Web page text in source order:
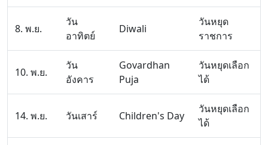
8. พ.ย.
วัน
อาทิตย์
Diwali
วันหยุด
ราชการ
10. พ.ย.
วัน
อังคาร
Govardhan
Puja
วันหยุดเลือก
ได้
14. พ.ย. วันเสาร์ Children's Day
วันหยุดเลือก
ได้